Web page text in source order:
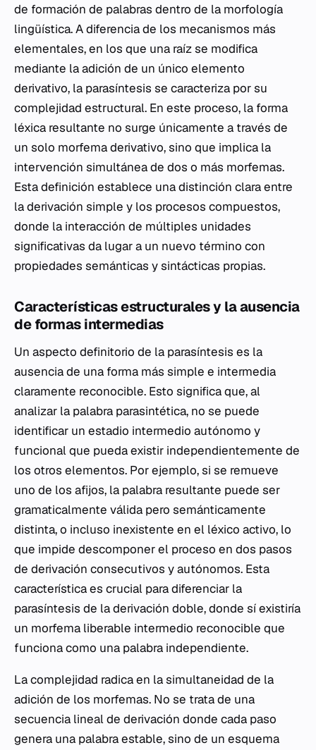
de formación de palabras dentro de la morfología
lingüística. A diferencia de los mecanismos más
elementales, en los que una raíz se modifica
mediante la adición de un único elemento
derivativo, la parasíntesis se caracteriza por su
complejidad estructural. En este proceso, la forma
léxica resultante no surge únicamente a través de
un solo morfema derivativo, sino que implica la
intervención simultánea de dos o más morfemas.
Esta definición establece una distinción clara entre
la derivación simple y los procesos compuestos,
donde la interacción de múltiples unidades
significativas da lugar a un nuevo término con
propiedades semánticas y sintácticas propias.
Características estructurales y la ausencia
de formas intermedias
Un aspecto definitorio de la parasíntesis es la
ausencia de una forma más simple e intermedia
claramente reconocible. Esto significa que, al
analizar la palabra parasintética, no se puede
identificar un estadio intermedio autónomo y
funcional que pueda existir independientemente de
los otros elementos. Por ejemplo, si se remueve
uno de los afijos, la palabra resultante puede ser
gramaticalmente válida pero semánticamente
distinta, o incluso inexistente en el léxico activo, lo
que impide descomponer el proceso en dos pasos
de derivación consecutivos y autónomos. Esta
característica es crucial para diferenciar la
parasíntesis de la derivación doble, donde sí existiría
un morfema liberable intermedio reconocible que
funciona como una palabra independiente.
La complejidad radica en la simultaneidad de la
adición de los morfemas. No se trata de una
secuencia lineal de derivación donde cada paso
genera una palabra estable, sino de un esquema